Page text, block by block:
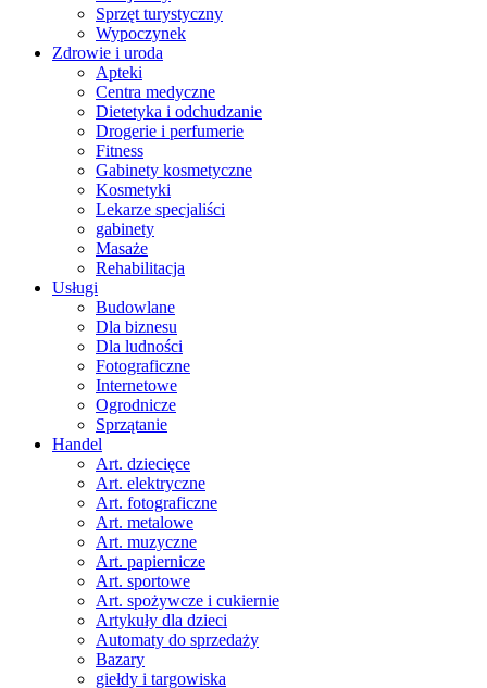
Sprzęt turystyczny
Wypoczynek
Zdrowie i uroda
Apteki
Centra medyczne
Dietetyka i odchudzanie
Drogerie i perfumerie
Fitness
Gabinety kosmetyczne
Kosmetyki
Lekarze specjaliści
gabinety
Masaże
Rehabilitacja
Usługi
Budowlane
Dla biznesu
Dla ludności
Fotograficzne
Internetowe
Ogrodnicze
Sprzątanie
Handel
Art. dziecięce
Art. elektryczne
Art. fotograficzne
Art. metalowe
Art. muzyczne
Art. papiernicze
Art. sportowe
Art. spożywcze i cukiernie
Artykuły dla dzieci
Automaty do sprzedaży
Bazary
giełdy i targowiska